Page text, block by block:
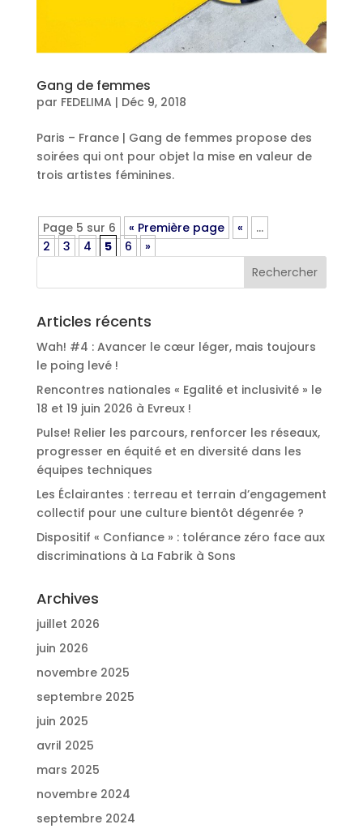
Gang de femmes
par FEDELIMA | Déc 9, 2018
Paris – France | Gang de femmes propose des
soirées qui ont pour objet la mise en valeur de
trois artistes féminines.
Page 5 sur 6 « Première page «
…
2
3 4 5 6 »
Articles récents
Wah! #4 : Avancer le cœur léger, mais toujours
le poing levé !
Rencontres nationales « Egalité et inclusivité » le
18 et 19 juin 2026 à Evreux !
Pulse! Relier les parcours, renforcer les réseaux,
progresser en équité et en diversité dans les
équipes techniques
Les Éclairantes : terreau et terrain d’engagement
collectif pour une culture bientôt dégenrée ?
Dispositif « Confiance » : tolérance zéro face aux
discriminations à La Fabrik à Sons
Archives
juillet 2026
juin 2026
novembre 2025
septembre 2025
juin 2025
avril 2025
mars 2025
novembre 2024
septembre 2024